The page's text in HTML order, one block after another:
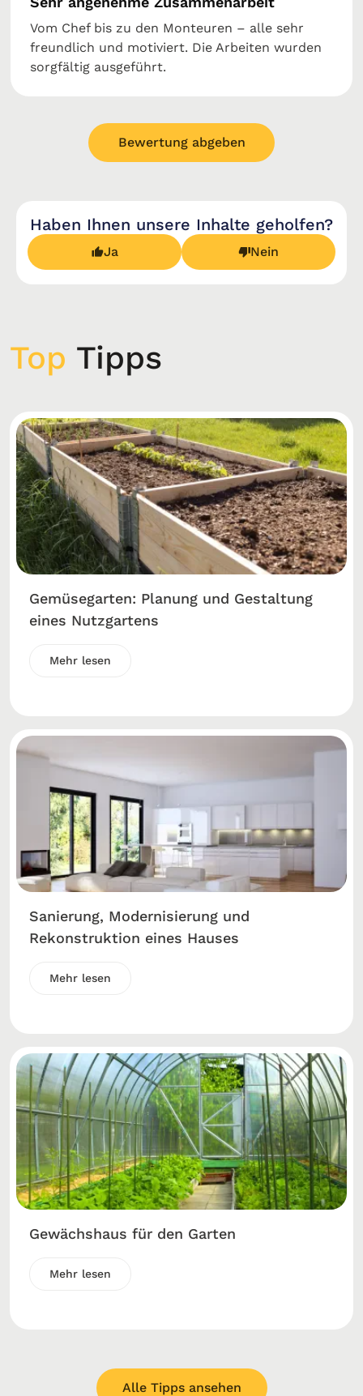
Vom Chef bis zu den Monteuren – alle sehr
freundlich und motiviert. Die Arbeiten wurden
sorgfältig ausgeführt.
Bewertung abgeben
Haben Ihnen unsere Inhalte geholfen?
Ja Nein
Top Tipps
Gemüsegarten: Planung und Gestaltung
eines Nutzgartens
Mehr lesen
Sanierung, Modernisierung und
Rekonstruktion eines Hauses
Mehr lesen
Gewächshaus für den Garten
Mehr lesen
Alle Tipps ansehen